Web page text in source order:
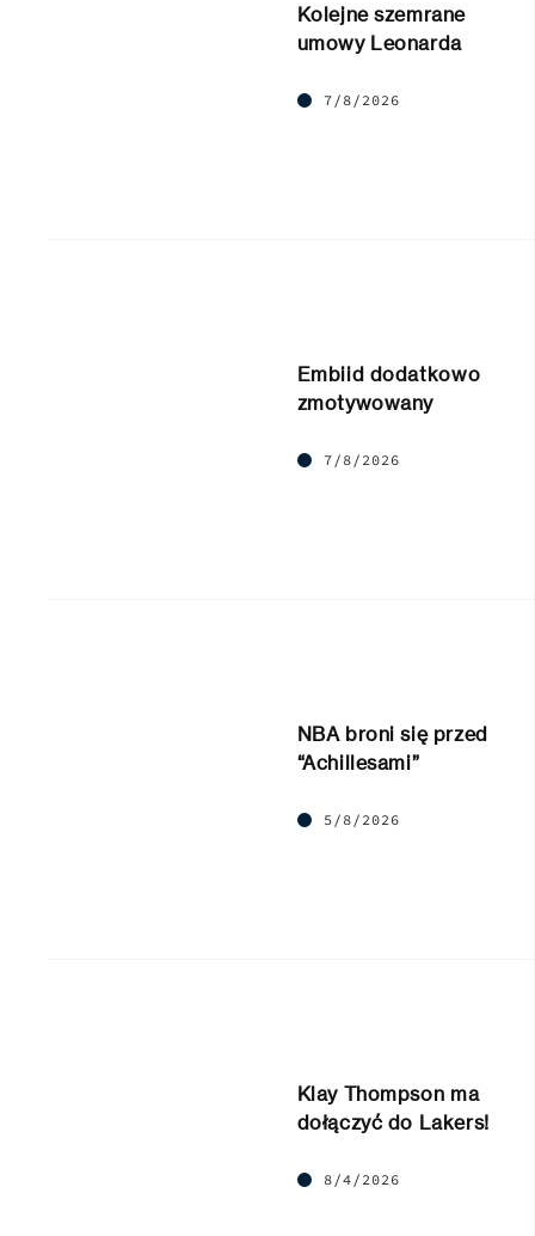
Kolejne szemrane
umowy Leonarda
7/8/2026
Embiid dodatkowo
zmotywowany
7/8/2026
NBA broni się przed
“Achillesami”
5/8/2026
Klay Thompson ma
dołączyć do Lakers!
8/4/2026